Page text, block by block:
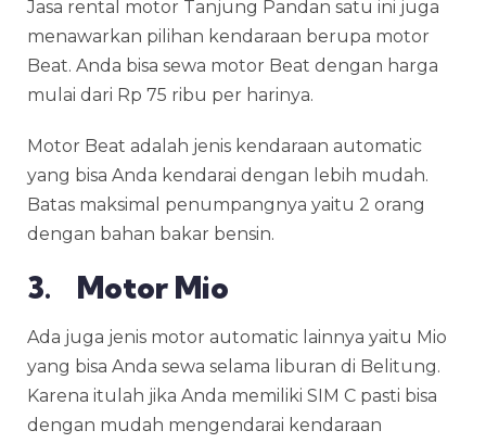
Jasa rental motor Tanjung Pandan satu ini juga
menawarkan pilihan kendaraan berupa motor
Beat. Anda bisa sewa motor Beat dengan harga
mulai dari Rp 75 ribu per harinya.
Motor Beat adalah jenis kendaraan automatic
yang bisa Anda kendarai dengan lebih mudah.
Batas maksimal penumpangnya yaitu 2 orang
dengan bahan bakar bensin.
3. Motor Mio
Ada juga jenis motor automatic lainnya yaitu Mio
yang bisa Anda sewa selama liburan di Belitung.
Karena itulah jika Anda memiliki SIM C pasti bisa
dengan mudah mengendarai kendaraan